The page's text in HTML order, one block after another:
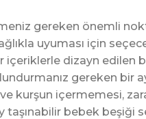
gereken önemli
uyuması için
içeriklerle dizayn edilen
gereken bir
kurşun içermemesi,
bebek beşiği